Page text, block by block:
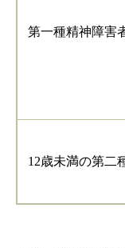
第一種精神障害
12歳未満の第二